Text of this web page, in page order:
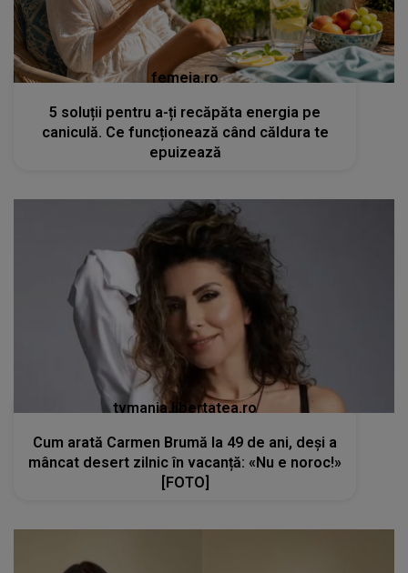
femeia.ro
5 soluții pentru a-ți recăpăta energia pe
caniculă. Ce funcționează când căldura te
epuizează
tvmania.libertatea.ro
Cum arată Carmen Brumă la 49 de ani, deși a
mâncat desert zilnic în vacanță: «Nu e noroc!»
[FOTO]